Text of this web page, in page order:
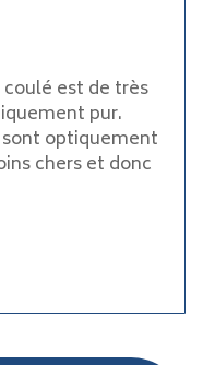
est de très
pur.
optiquement
chers et donc